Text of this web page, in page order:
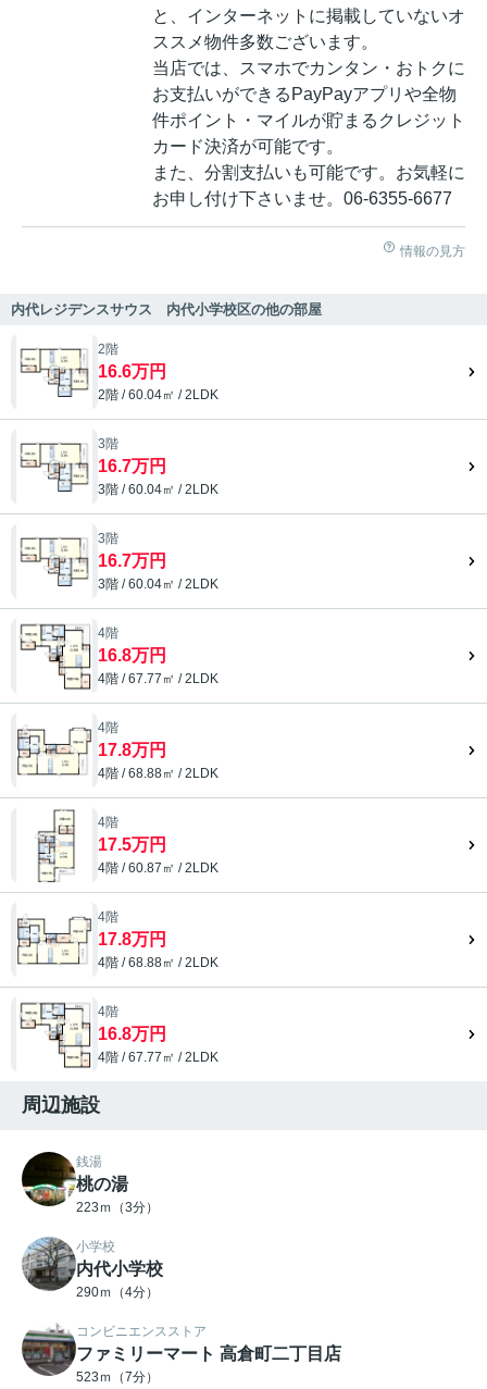
と、インターネットに掲載していないオ
ススメ物件多数ございます。
当店では、スマホでカンタン・おトクに
お支払いができるPayPayアプリや全物
件ポイント・マイルが貯まるクレジット
カード決済が可能です。
また、分割支払いも可能です。お気軽に
お申し付け下さいませ。06-6355-6677
情報の見方
内代レジデンスサウス 内代小学校区の他の部屋
2階
16.6万円
2階 / 60.04㎡ / 2LDK
3階
16.7万円
3階 / 60.04㎡ / 2LDK
3階
16.7万円
3階 / 60.04㎡ / 2LDK
4階
16.8万円
4階 / 67.77㎡ / 2LDK
4階
17.8万円
4階 / 68.88㎡ / 2LDK
4階
17.5万円
4階 / 60.87㎡ / 2LDK
4階
17.8万円
4階 / 68.88㎡ / 2LDK
4階
16.8万円
4階 / 67.77㎡ / 2LDK
周辺施設
銭湯
桃の湯
223ｍ（3分）
小学校
内代小学校
290ｍ（4分）
コンビニエンスストア
ファミリーマート 高倉町二丁目店
523ｍ（7分）